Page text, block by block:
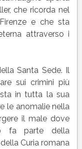
che ricorda nel
e che sta
attraverso i
Santa Sede. Il
sui crimini più
in tutta la sua
le anomalie nella
il male dove
fa parte della
Curia romana